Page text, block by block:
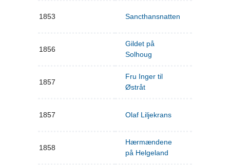
1853 Sancthansnatten
1856
Gildet på
Solhoug
1857
Fru Inger til
Østråt
1857 Olaf Liljekrans
1858
Hærmændene
på Helgeland